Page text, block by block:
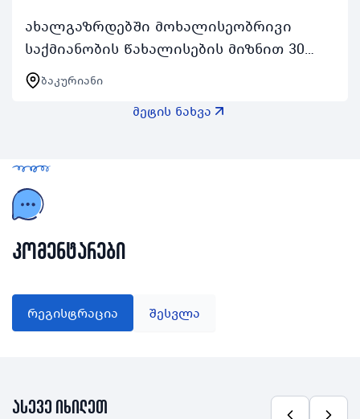
ახალგაზრდებში მოხალისეობრივი
საქმიანობის წახალისების მიზნით 30
აგვისტოდან 3 სექტემბრის შუალედში
ჩატარდება ახალგაზრდა მოხალისეთა
ბანაკი რომელიც აქტიურ…
ბაკურიანი
მეტის ნახვა
კომენტარები
რეგისტრაცია შესვლა
ასევე იხილეთ